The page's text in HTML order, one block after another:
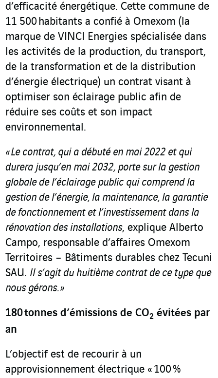
d’efficacité énergétique. Cette commune de
11 500 habitants a confié à Omexom (la
marque de VINCI Energies spécialisée dans
les activités de la production, du transport,
de la transformation et de la distribution
d’énergie électrique) un contrat visant à
optimiser son éclairage public afin de
réduire ses coûts et son impact
environnemental.
« Le contrat, qui a débuté en mai 2022 et qui
durera jusqu’en mai 2032, porte sur la gestion
globale de l’éclairage public qui comprend la
gestion de l’énergie, la maintenance, la garantie
de fonctionnement et l’investissement dans la
rénovation des installations, explique Alberto
Campo, responsable d’affaires Omexom
Territoires – Bâtiments durables chez Tecuni
SAU. Il s’agit du huitième contrat de ce type que
nous gérons. »
180 tonnes d’émissions de CO2 évitées par
an
L’objectif est de recourir à un
approvisionnement électrique « 100 %